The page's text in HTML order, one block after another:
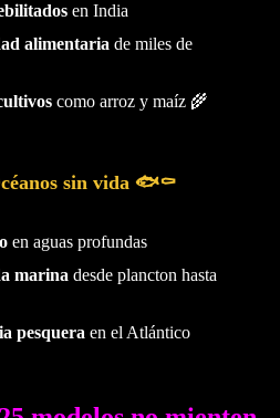
en India
alimentaria de miles de
como arroz y maíz 🌾
sin vida 🐟⚰️
en aguas profundas
marina desde plancton hasta
pesquera en el Atlántico